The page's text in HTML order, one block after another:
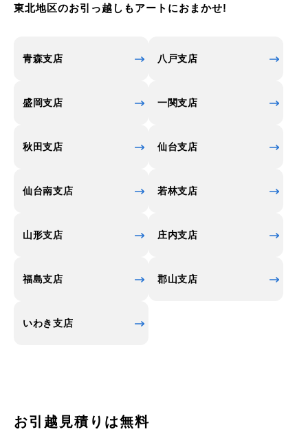
東北地区のお引っ越しもアートにおまかせ!
青森支店 八戸支店
盛岡支店 一関支店
秋田支店 仙台支店
仙台南支店 若林支店
山形支店 庄内支店
福島支店 郡山支店
いわき支店
お引越見積りは無料